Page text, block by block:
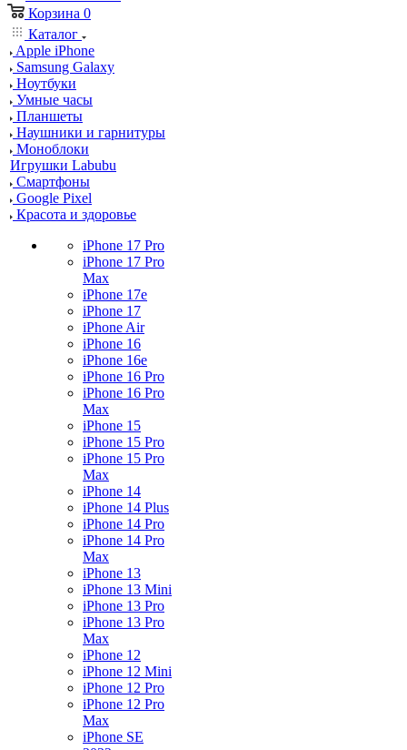
Корзина 0
Каталог
Apple iPhone
Samsung Galaxy
Ноутбуки
Умные часы
Планшеты
Наушники и гарнитуры
Моноблоки
Игрушки Labubu
Смартфоны
Google Pixel
Красота и здоровье
iPhone 17 Pro
iPhone 17 Pro
Max
iPhone 17e
iPhone 17
iPhone Air
iPhone 16
iPhone 16e
iPhone 16 Pro
iPhone 16 Pro
Max
iPhone 15
iPhone 15 Pro
iPhone 15 Pro
Max
iPhone 14
iPhone 14 Plus
iPhone 14 Pro
iPhone 14 Pro
Max
iPhone 13
iPhone 13 Mini
iPhone 13 Pro
iPhone 13 Pro
Max
iPhone 12
iPhone 12 Mini
iPhone 12 Pro
iPhone 12 Pro
Max
iPhone SE